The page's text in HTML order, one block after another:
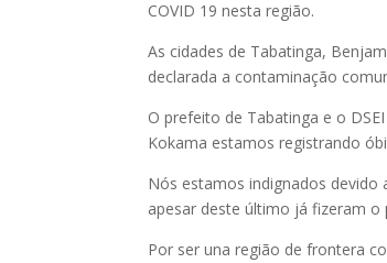
COVID 19 nesta região.
As cidades de Tabatinga,
declarada a contaminação
O prefeito de Tabatinga e o
Kokama estamos registrando
Nós estamos indignados devido
apesar deste último já fizeram o
Por ser una região de frontera